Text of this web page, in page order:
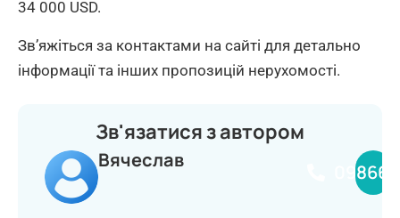
34 000 USD.
Зв’яжіться за контактами на сайті для детально
інформації та інших пропозицій нерухомості.
Зв'язатися з автором
Вячеслав